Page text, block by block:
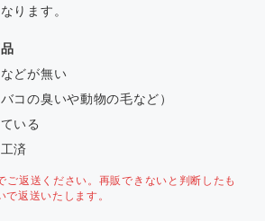
ります。
どが無い
コの臭いや動物の毛など）
いる
済
返送ください。再販できないと判断したも
返送いたします。